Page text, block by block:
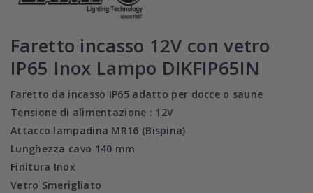
Faretto incasso 12V con vetro
IP65 Inox Lampo DIKFIP65IN
Faretto da incasso IP65 adatto per docce o saune
Tensione di alimentazione : 12V
Attacco lampadina MR16 (Bispina)
Lunghezza cavo 140 mm
Finitura Inox
Vetro Smerigliato